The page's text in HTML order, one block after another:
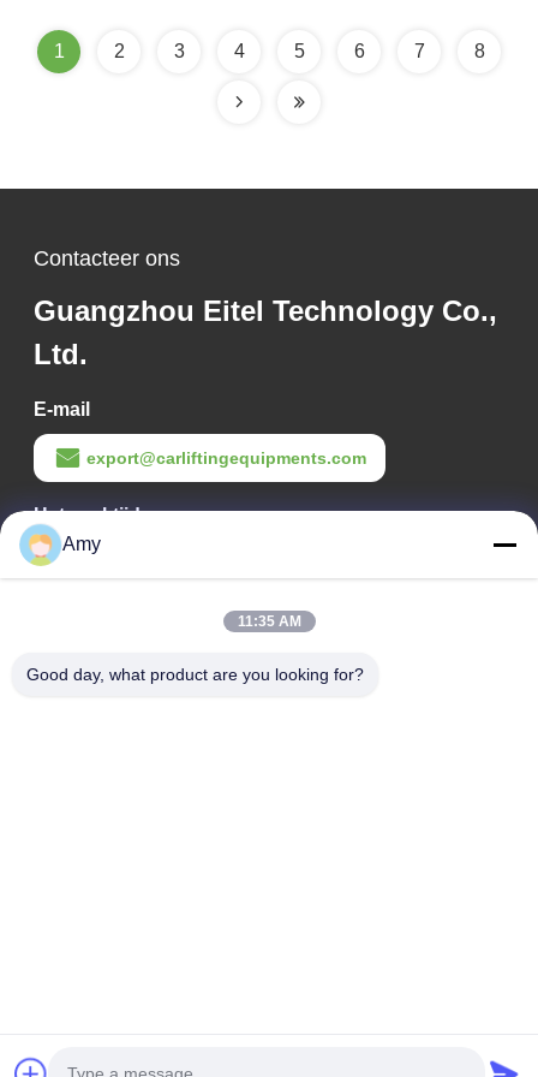
1 2 3 4 5 6 7 8
Contacteer ons
Guangzhou Eitel Technology Co.,
Ltd.
E-mail
export@carliftingequipments.com
Het werktijd
09:00-18:00
Nationale weg 106, Huadu-district, Guangzhou
Amy
11:35 AM
Good day, what product are you looking for?